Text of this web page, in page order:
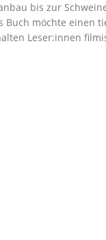
bis zur
möchte
Leser:innen